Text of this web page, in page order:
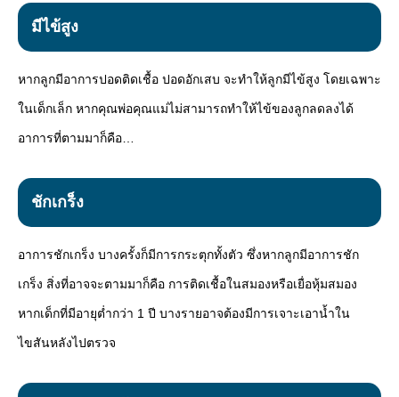
มีไข้สูง
หากลูกมีอาการปอดติดเชื้อ ปอดอักเสบ จะทำให้ลูกมีไข้สูง โดยเฉพาะ
ในเด็กเล็ก หากคุณพ่อคุณแม่ไม่สามารถทำให้ไข้ของลูกลดลงได้
อาการที่ตามมาก็คือ…
ชักเกร็ง
อาการชักเกร็ง บางครั้งก็มีการกระตุกทั้งตัว ซึ่งหากลูกมีอาการชัก
เกร็ง สิ่งที่อาจจะตามมาก็คือ การติดเชื้อในสมองหรือเยื่อหุ้มสมอง
หากเด็กที่มีอายุต่ำกว่า 1 ปี บางรายอาจต้องมีการเจาะเอาน้ำใน
ไขสันหลังไปตรวจ